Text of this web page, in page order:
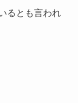
るとも言われ